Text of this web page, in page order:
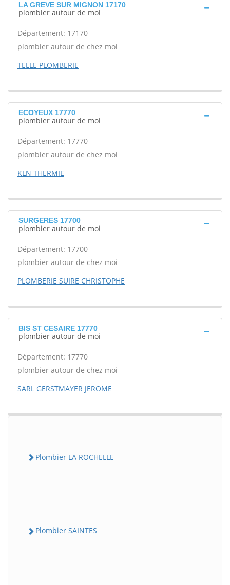
LA GREVE SUR MIGNON 17170
plombier autour de moi
Département: 17170
plombier autour de chez moi
TELLE PLOMBERIE
ECOYEUX 17770
plombier autour de moi
Département: 17770
plombier autour de chez moi
KLN THERMIE
SURGERES 17700
plombier autour de moi
Département: 17700
plombier autour de chez moi
PLOMBERIE SUIRE CHRISTOPHE
BIS ST CESAIRE 17770
plombier autour de moi
Département: 17770
plombier autour de chez moi
SARL GERSTMAYER JEROME
Plombier LA ROCHELLE
Plombier SAINTES